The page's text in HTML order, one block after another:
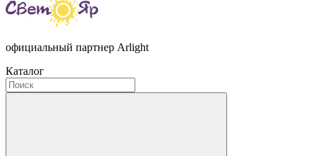
официальный партнер Arlight
Каталог